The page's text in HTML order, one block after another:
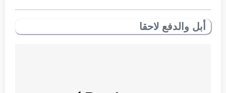
أبل والدفع لاحقا